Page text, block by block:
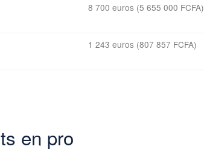
8 700 euros (5 655 000 FCFA)
1 243 euros (807 857 FCFA)
en pro